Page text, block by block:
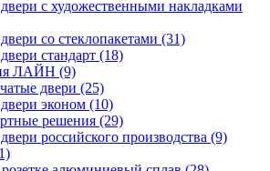
с художественными накладками
со стеклопакетами (31)
стандарт (18)
ЛАЙН (9)
двери (25)
эконом (10)
решения (29)
российского производства (9)